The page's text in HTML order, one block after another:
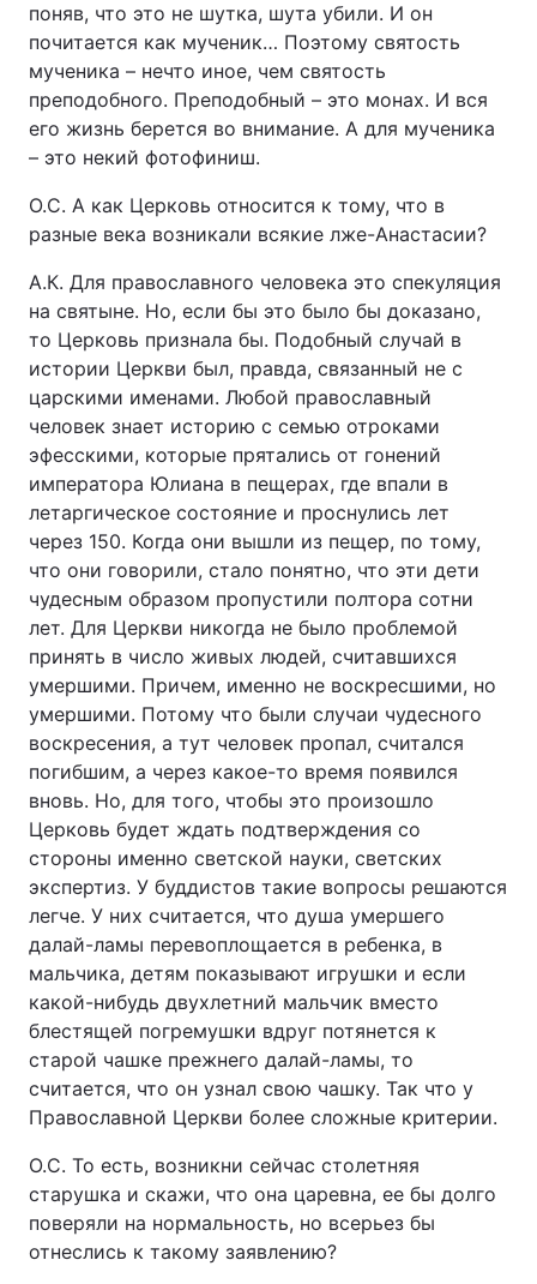
поняв, что это не шутка, шута убили. И он
почитается как мученик… Поэтому святость
мученика – нечто иное, чем святость
преподобного. Преподобный – это монах. И вся
его жизнь берется во внимание. А для мученика
– это некий фотофиниш.
О.С. А как Церковь относится к тому, что в
разные века возникали всякие лже-Анастасии?
А.К. Для православного человека это спекуляция
на святыне. Но, если бы это было бы доказано,
то Церковь признала бы. Подобный случай в
истории Церкви был, правда, связанный не с
царскими именами. Любой православный
человек знает историю с семью отроками
эфесскими, которые прятались от гонений
императора Юлиана в пещерах, где впали в
летаргическое состояние и проснулись лет
через 150. Когда они вышли из пещер, по тому,
что они говорили, стало понятно, что эти дети
чудесным образом пропустили полтора сотни
лет. Для Церкви никогда не было проблемой
принять в число живых людей, считавшихся
умершими. Причем, именно не воскресшими, но
умершими. Потому что были случаи чудесного
воскресения, а тут человек пропал, считался
погибшим, а через какое-то время появился
вновь. Но, для того, чтобы это произошло
Церковь будет ждать подтверждения со
стороны именно светской науки, светских
экспертиз. У буддистов такие вопросы решаются
легче. У них считается, что душа умершего
далай-ламы перевоплощается в ребенка, в
мальчика, детям показывают игрушки и если
какой-нибудь двухлетний мальчик вместо
блестящей погремушки вдруг потянется к
старой чашке прежнего далай-ламы, то
считается, что он узнал свою чашку. Так что у
Православной Церкви более сложные критерии.
О.С. То есть, возникни сейчас столетняя
старушка и скажи, что она царевна, ее бы долго
поверяли на нормальность, но всерьез бы
отнеслись к такому заявлению?